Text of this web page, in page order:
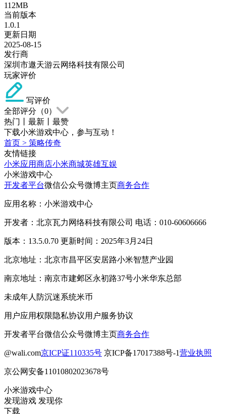
112MB
当前版本
1.0.1
更新日期
2025-08-15
发行商
深圳市遨天游云网络科技有限公司
玩家评价
写评价
全部评分（0）
热门
最新
最赞
下载小米游戏中心，参与互动！
首页 > 策略传奇
友情链接
小米应用商店小米商城英雄互娱
小米游戏中心
开发者平台微信公众号微博主页商务合作
应用名称：小米游戏中心
开发者：北京瓦力网络科技有限公司 电话：010-60606666
版本：13.5.0.70 更新时间：2025年3月24日
北京地址：北京市昌平区安居路小米智慧产业园
南京地址：南京市建邺区永初路37号小米华东总部
未成年人防沉迷系统米币
用户应用权限隐私协议用户服务协议
开发者平台微信公众号微博主页商务合作
@wali.com京ICP证110335号 京ICP备17017388号-1营业执照
京公网安备11010802023678号
小米游戏中心
发现游戏 发现你
下载